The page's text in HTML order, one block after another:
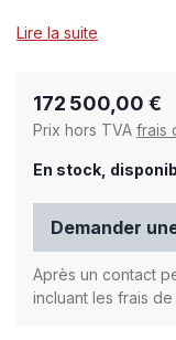
Lire la suite
172 500,00 €
Prix hors TVA frais
En stock,
Demander
Après un contact
incluant les frais